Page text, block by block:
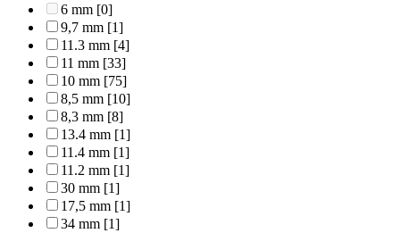
6 mm [0]
9,7 mm [1]
11.3 mm [4]
11 mm [33]
10 mm [75]
8,5 mm [10]
8,3 mm [8]
13.4 mm [1]
11.4 mm [1]
11.2 mm [1]
30 mm [1]
17,5 mm [1]
34 mm [1]